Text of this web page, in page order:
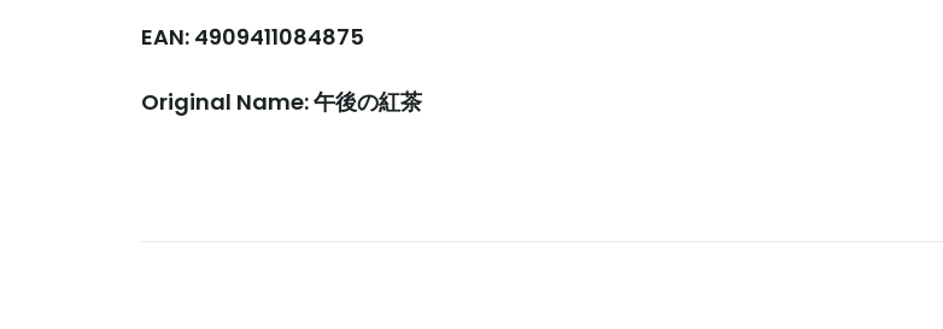
EAN: 4909411084875
Original Name: 午後の紅茶